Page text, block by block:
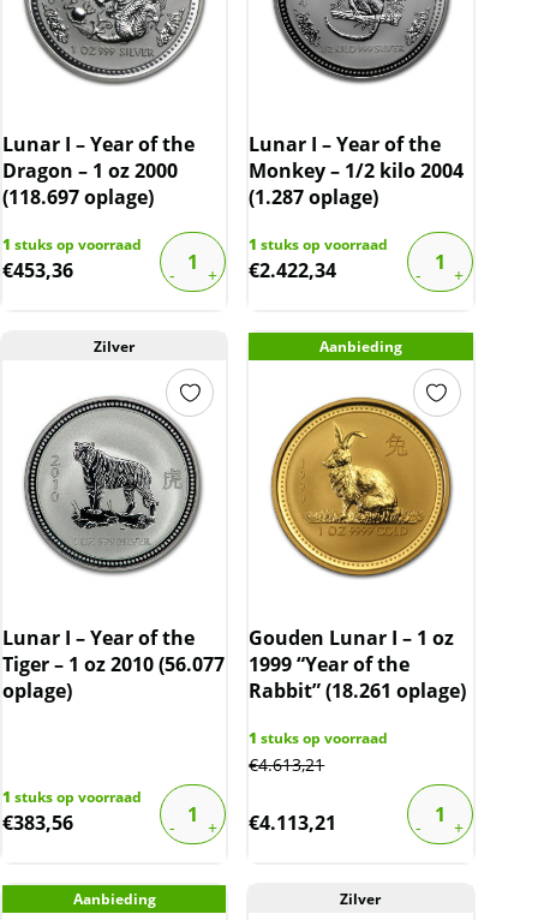
Lunar I – Year of the
Dragon – 1 oz 2000
(118.697 oplage)
1 stuks op voorraad
€453,36
Lunar I – Year of the
Monkey – 1/2 kilo 2004
(1.287 oplage)
1 stuks op voorraad
€2.422,34
Zilver
Lunar I – Year of the
Tiger – 1 oz 2010 (56.077
oplage)
1 stuks op voorraad
€383,56
Aanbieding
Gouden Lunar I – 1 oz
1999 “Year of the
Rabbit” (18.261 oplage)
1 stuks op voorraad
€4.613,21
€4.113,21
Aanbieding Zilver